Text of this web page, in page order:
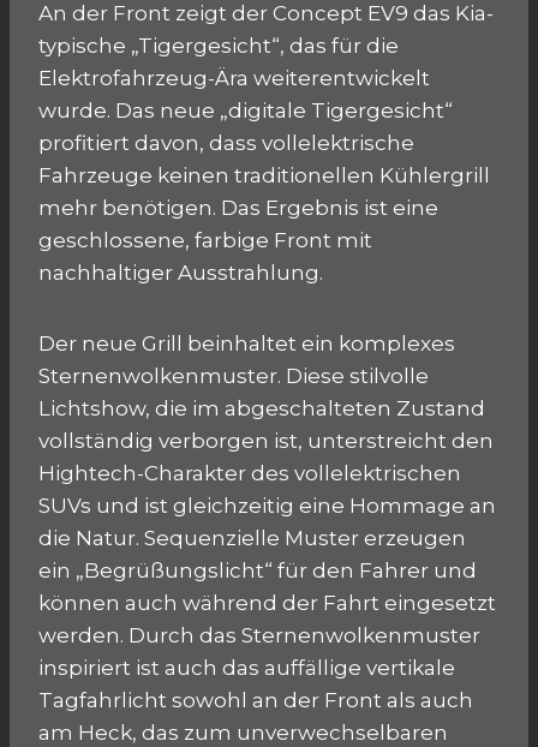
An der Front zeigt der Concept EV9 das Kia-
typische „Tigergesicht“, das für die
Elektrofahrzeug-Ära weiterentwickelt
wurde. Das neue „digitale Tigergesicht“
profitiert davon, dass vollelektrische
Fahrzeuge keinen traditionellen Kühlergrill
mehr benötigen. Das Ergebnis ist eine
geschlossene, farbige Front mit
nachhaltiger Ausstrahlung.
Der neue Grill beinhaltet ein komplexes
Sternenwolkenmuster. Diese stilvolle
Lichtshow, die im abgeschalteten Zustand
vollständig verborgen ist, unterstreicht den
Hightech-Charakter des vollelektrischen
SUVs und ist gleichzeitig eine Hommage an
die Natur. Sequenzielle Muster erzeugen
ein „Begrüßungslicht“ für den Fahrer und
können auch während der Fahrt eingesetzt
werden. Durch das Sternenwolkenmuster
inspiriert ist auch das auffällige vertikale
Tagfahrlicht sowohl an der Front als auch
am Heck, das zum unverwechselbaren